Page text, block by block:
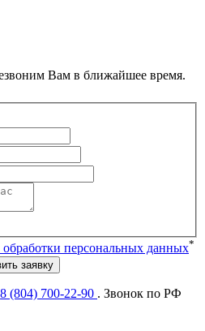
Вам в ближайшее время.
персональных данных*
заявку
8 (804) 700-22-90 . Звонок по РФ